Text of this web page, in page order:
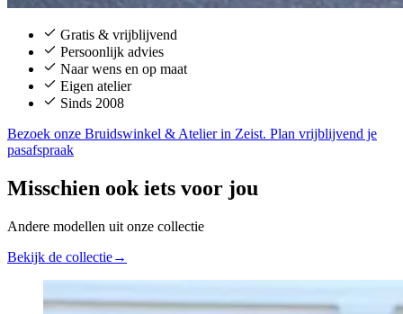
Gratis & vrijblijvend
Persoonlijk advies
Naar wens en op maat
Eigen atelier
Sinds 2008
Bezoek onze Bruidswinkel & Atelier in Zeist. Plan vrijblijvend je
pasafspraak
Misschien ook iets voor jou
Andere modellen uit onze collectie
Bekijk de collectie→